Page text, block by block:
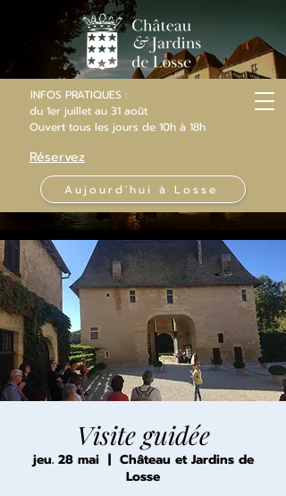
INFOS PRATIQUES :
du 1er juillet au 31 août
Ouvert tous les jours de 10h à 18h
Réservez
Aujourd'hui à Losse
Visite guidée
jeu. 28 mai
  |
Château et Jardins de
Losse